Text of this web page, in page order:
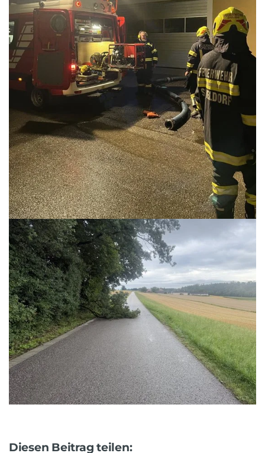
Diesen Beitrag teilen: